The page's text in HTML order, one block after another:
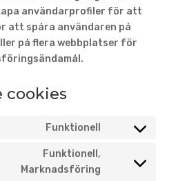
användarprofiler för att
att spåra användaren på
på flera webbplatser för
cookies
Funktionell
Consent
service
Funktionell,
Marknadsföring
Consent